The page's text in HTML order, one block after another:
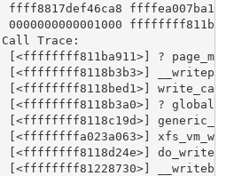
ffff8817def46ca8 ffffea007ba1b480
0000000000001000 ffffffff811ba911
Call Trace:
[<ffffffff811ba911>] ?
[<ffffffff8118b3b3>]
[<ffffffff8118bed1>]
[<ffffffff8118b3a0>] ?
[<ffffffff8118c19d>]
[<ffffffffa023a063>]
[<ffffffff8118d24e>]
[<ffffffff81228730>]